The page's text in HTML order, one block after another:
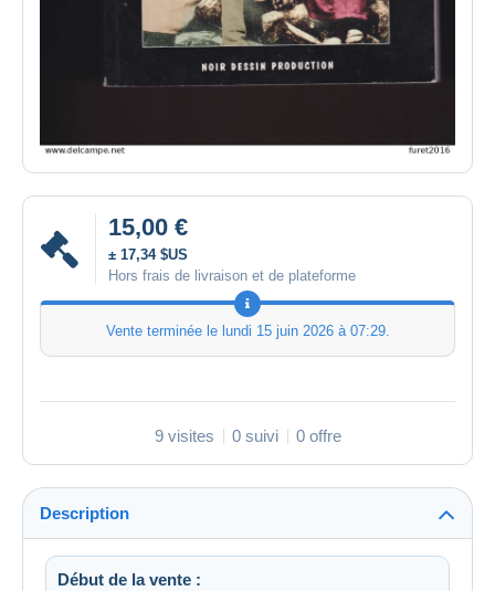
15,00 €
± 17,34 $US
Hors frais de livraison et de plateforme
Vente terminée le lundi 15 juin 2026 à 07:29.
9 visites 0 suivi 0 offre
Description
Début de la vente :